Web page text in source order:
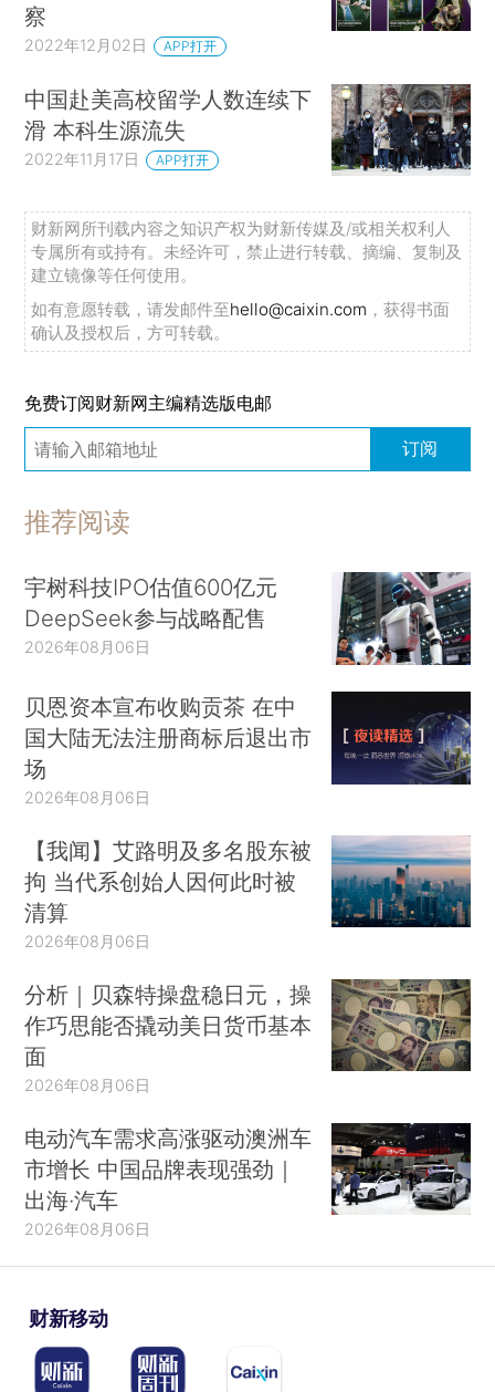
察
2022年12月02日 APP打开
中国赴美高校留学人数连续下
滑 本科生源流失
2022年11月17日 APP打开
财新网所刊载内容之知识产权为财新传媒及/或相关权利人
专属所有或持有。未经许可，禁止进行转载、摘编、复制及
建立镜像等任何使用。
如有意愿转载，请发邮件至hello@caixin.com ，获得书面
确认及授权后，方可转载。
免费订阅财新网主编精选版电邮
订阅
推荐阅读
宇树科技IPO估值600亿元
DeepSeek参与战略配售
2026年08月06日
贝恩资本宣布收购贡茶 在中
国大陆无法注册商标后退出市
场
2026年08月06日
【我闻】艾路明及多名股东被
拘 当代系创始人因何此时被
清算
2026年08月06日
分析｜贝森特操盘稳日元，操
作巧思能否撬动美日货币基本
面
2026年08月06日
电动汽车需求高涨驱动澳洲车
市增长 中国品牌表现强劲｜
出海·汽车
2026年08月06日
财新移动